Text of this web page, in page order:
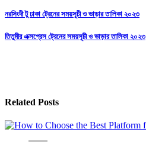
Post
navigation
নরসিংদী টু ঢাকা ট্রেনের সময়সূচী ও ভাড়ার তালিকা ২০২৩
তিতুমীর এক্সপ্রেস ট্রেনের সময়সূচী ও ভাড়ার তালিকা ২০২৩
Related Posts